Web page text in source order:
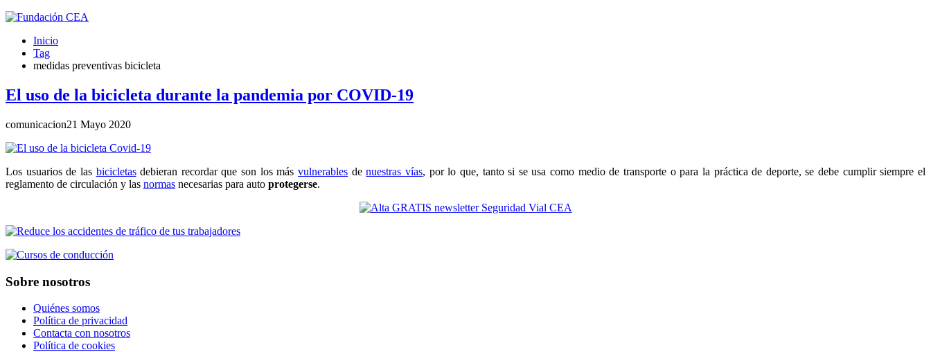
Inicio
Tag
medidas preventivas bicicleta
El uso de la bicicleta durante la pandemia por COVID-19
comunicacion21 Mayo 2020
Los usuarios de las bicicletasdebieran recordar que son los másvulnerables denuestras vías, por lo que, tanto si se usa como medio de transporte o para la práctica de deporte, se debe cumplir siempre el
reglamento de circulación y las normas necesarias para auto protegerse.
Sobre nosotros
Quiénes somos
Política de privacidad
Contacta con nosotros
Política de cookies